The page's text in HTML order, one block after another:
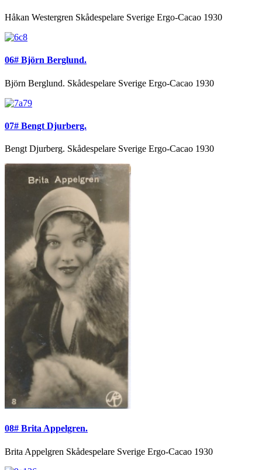
Håkan Westergren Skådespelare Sverige Ergo-Cacao 1930
06# Björn Berglund.
Björn Berglund. Skådespelare Sverige Ergo-Cacao 1930
07# Bengt Djurberg.
Bengt Djurberg. Skådespelare Sverige Ergo-Cacao 1930
08# Brita Appelgren.
Brita Appelgren Skådespelare Sverige Ergo-Cacao 1930